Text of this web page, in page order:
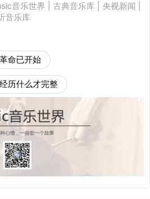
音乐世界 古典音乐库 央视新闻
音乐库
命已开始
历什么才完整